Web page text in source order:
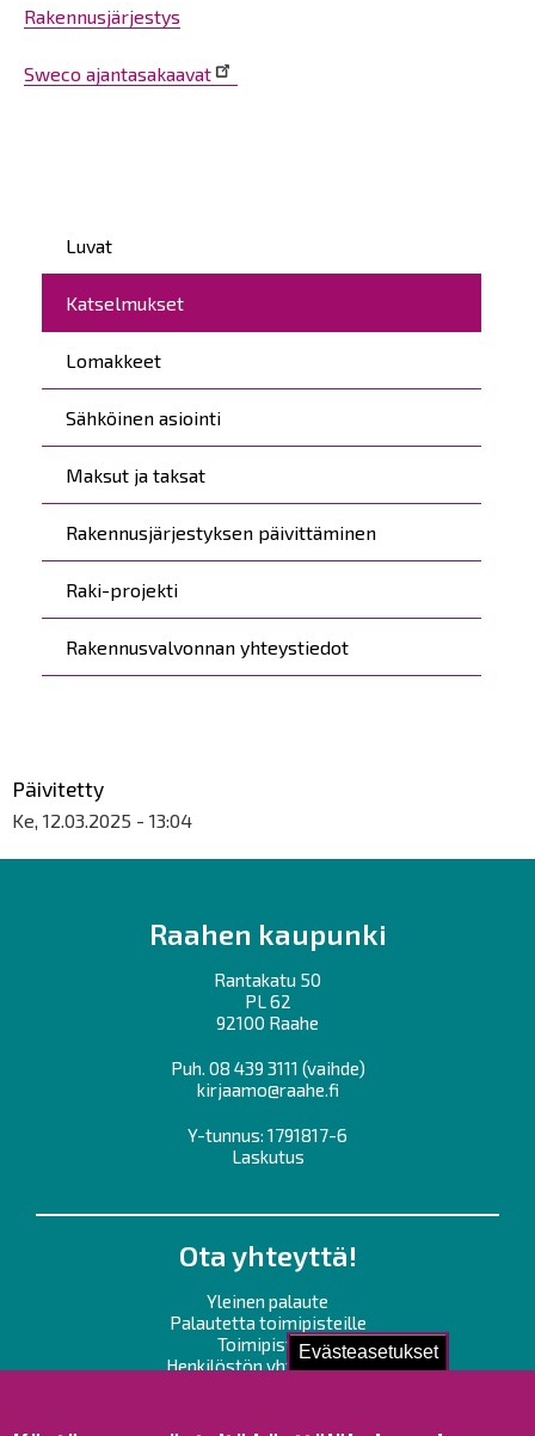
Evästeasetukset
Päävalikko
Luvat
Katselmukset
Lomakkeet
Sähköinen asiointi
Maksut ja taksat
Rakennusjärjestyksen päivittäminen
Raki-projekti
Rakennusvalvonnan yhteystiedot
Rakennusjärjestys
Sweco ajantasakaavat
Päivitetty
Ke, 12.03.2025 - 13:04
Raahen kaupunki
Rantakatu 50
PL 62
92100 Raahe
Puh. 08 439 3111 (vaihde)
kirjaamo@raahe.fi
Y-tunnus: 1791817-6
Laskutus
Ota yhteyttä!
Yleinen palaute
Palautetta toimipisteille
Toimipisteet
Henkilöstön yhteystiedot